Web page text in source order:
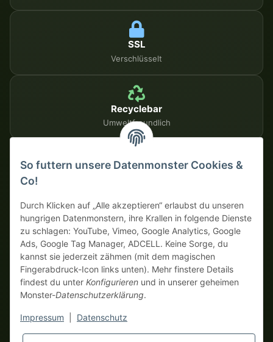
SSL
Verschlüsselt
Recyclebar
Umweltfreundlich
SICHERE ZAHLUNGSMETHODEN
* Alle Preise zzgl. gesetzlicher USt., zzgl.
BGB), keine Privatkunden (§ 13 BGB).
Preise in Fremdwährungen dienen der Orientierung und basieren
So futtern unsere Datenmonster Cookies &
Co!
Durch Klicken auf „Alle akzeptieren“ erlaubst du unseren
hungrigen Datenmonstern, ihre Krallen in folgende Dienste
zu schlagen: YouTube, Vimeo, Google Analytics, Google
Ads, Google Tag Manager, ADCELL. Keine Sorge, du
kannst sie jederzeit zähmen (mit dem magischen
Fingerabdruck-Icon links unten). Mehr finstere Details
findest du unter Konfigurieren und in unserer geheimen
Monster-Datenschutzerklärung.
Impressum Datenschutz
Dein WhatsApp-Tor zur
Monster Service Team
von tapemonster.de
Hallo und herzlich
willkommen bei